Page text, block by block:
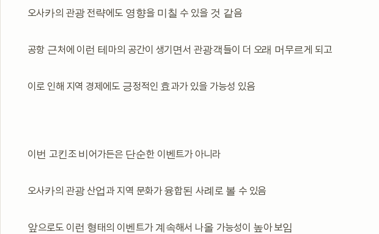
오사카의 관광 전략에도 영향을 미칠 수 있을 것 같음
공항 근처에 이런 테마의 공간이 생기면서 관광객들이 더 오래 머무르게 되고
이로 인해 지역 경제에도 긍정적인 효과가 있을 가능성 있음
이번 고킨조 비어가든은 단순한 이벤트가 아니라
오사카의 관광 산업과 지역 문화가 융합된 사례로 볼 수 있음
앞으로도 이런 형태의 이벤트가 계속해서 나올 가능성이 높아 보임